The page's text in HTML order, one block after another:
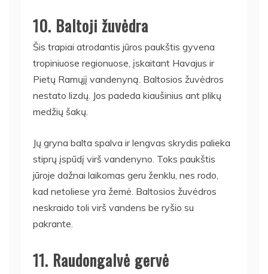
10. Baltoji žuvėdra
Šis trapiai atrodantis jūros paukštis gyvena
tropiniuose regionuose, įskaitant Havajus ir
Pietų Ramųjį vandenyną. Baltosios žuvėdros
nestato lizdų. Jos padeda kiaušinius ant plikų
medžių šakų.
Jų gryna balta spalva ir lengvas skrydis palieka
stiprų įspūdį virš vandenyno. Toks paukštis
jūroje dažnai laikomas geru ženklu, nes rodo,
kad netoliese yra žemė. Baltosios žuvėdros
neskraido toli virš vandens be ryšio su
pakrante.
11. Raudongalvė gervė